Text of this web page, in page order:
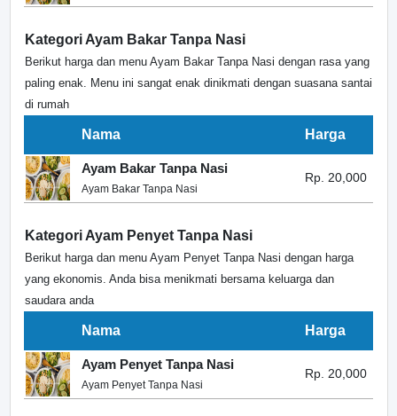
Kategori Ayam Bakar Tanpa Nasi
Berikut harga dan menu Ayam Bakar Tanpa Nasi dengan rasa yang
paling enak. Menu ini sangat enak dinikmati dengan suasana santai
di rumah
Nama Harga
Ayam Bakar Tanpa Nasi
Ayam Bakar Tanpa Nasi
Rp. 20,000
Kategori Ayam Penyet Tanpa Nasi
Berikut harga dan menu Ayam Penyet Tanpa Nasi dengan harga
yang ekonomis. Anda bisa menikmati bersama keluarga dan
saudara anda
Nama Harga
Ayam Penyet Tanpa Nasi
Ayam Penyet Tanpa Nasi
Rp. 20,000